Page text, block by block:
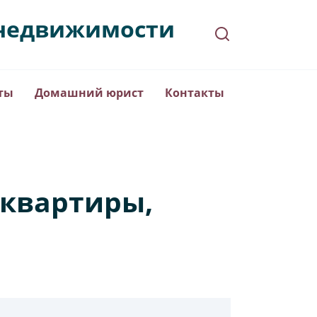
Домашний юрист Контакты